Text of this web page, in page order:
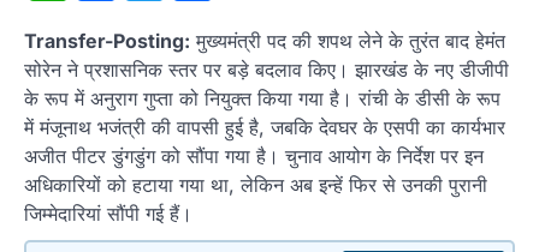
Transfer-Posting: मुख्यमंत्री पद की शपथ लेने के तुरंत बाद हेमंत
सोरेन ने प्रशासनिक स्तर पर बड़े बदलाव किए। झारखंड के नए डीजीपी
के रूप में अनुराग गुप्ता को नियुक्त किया गया है। रांची के डीसी के रूप
में मंजूनाथ भजंत्री की वापसी हुई है, जबकि देवघर के एसपी का कार्यभार
अजीत पीटर डुंगडुंग को सौंपा गया है। चुनाव आयोग के निर्देश पर इन
अधिकारियों को हटाया गया था, लेकिन अब इन्हें फिर से उनकी पुरानी
जिम्मेदारियां सौंपी गई हैं।